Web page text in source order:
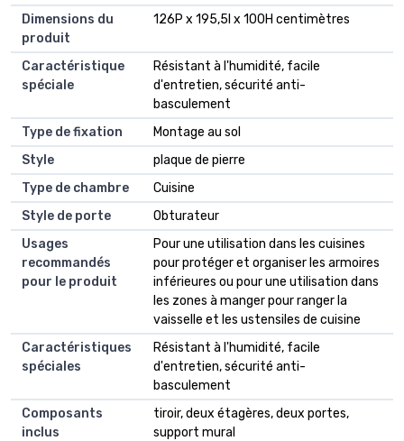
Dimensions du
produit
126P x 195,5l x 100H centimètres
Caractéristique
spéciale
Résistant à l'humidité, facile
d'entretien, sécurité anti-
basculement
Type de fixation
Montage au sol
Style
plaque de pierre
Type de chambre
Cuisine
Style de porte
Obturateur
Usages
recommandés
pour le produit
Pour une utilisation dans les cuisines
pour protéger et organiser les armoires
inférieures ou pour une utilisation dans
les zones à manger pour ranger la
vaisselle et les ustensiles de cuisine
Caractéristiques
spéciales
Résistant à l'humidité, facile
d'entretien, sécurité anti-
basculement
Composants
inclus
tiroir, deux étagères, deux portes,
support mural